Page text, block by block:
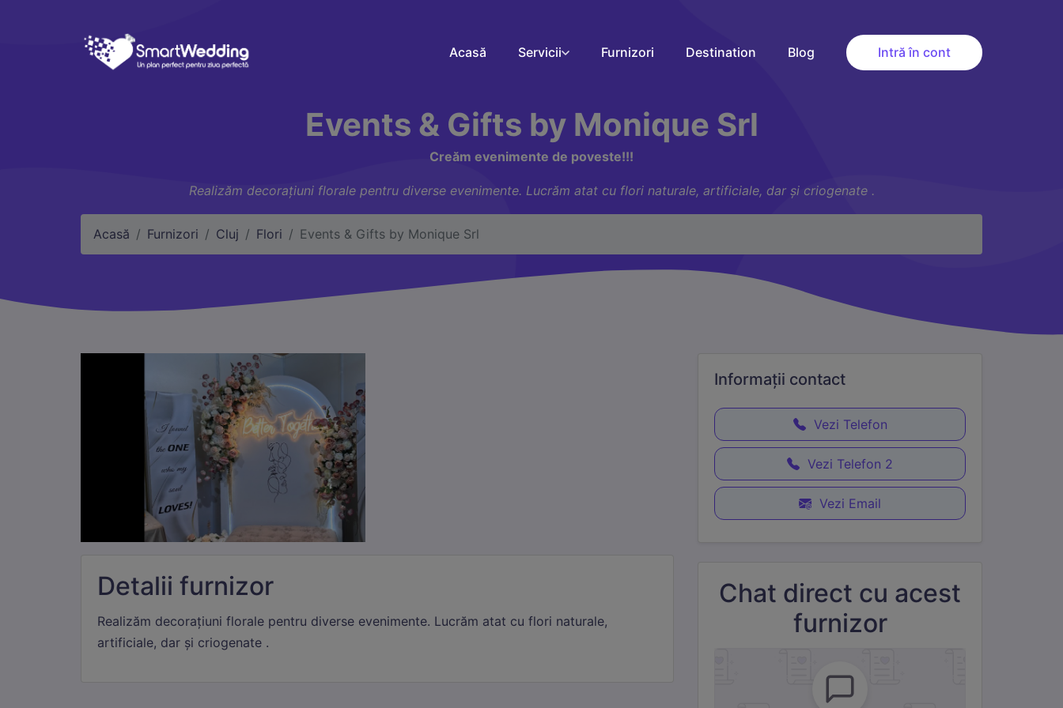
Acasă Servicii Furnizori Destination Blog Intră în cont
Events & Gifts by Monique Srl
Creăm evenimente de poveste!!!
Realizăm decorațiuni florale pentru diverse evenimente. Lucrăm atat cu flori naturale, artificiale, dar și criogenate .
Acasă Furnizori Cluj Flori Events & Gifts by Monique Srl
Detalii furnizor
Realizăm decorațiuni florale pentru diverse evenimente. Lucrăm atat cu flori naturale,
artificiale, dar și criogenate .
Informații contact
Vezi Telefon
Vezi Telefon 2
Vezi Email
Chat direct cu acest
furnizor